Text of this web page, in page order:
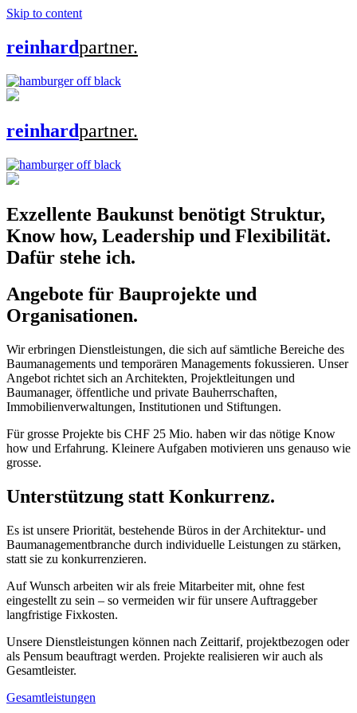
Skip to content
reinhardpartner.
reinhardpartner.
Exzellente Baukunst benötigt Struktur,
Know how, Leadership und Flexibilität.
Dafür stehe ich.
Angebote für Bauprojekte und
Organisationen.
Wir erbringen Dienstleistungen, die sich auf sämtliche Bereiche des
Baumanagements und temporären Managements fokussieren. Unser
Angebot richtet sich an Architekten, Projektleitungen und
Baumanager, öffentliche und private Bauherrschaften,
Immobilienverwaltungen, Institutionen und Stiftungen.
Für grosse Projekte bis CHF 25 Mio. haben wir das nötige Know
how und Erfahrung. Kleinere Aufgaben motivieren uns genauso wie
grosse.
Unterstützung statt Konkurrenz.
Es ist unsere Priorität, bestehende Büros in der Architektur- und
Baumanagementbranche durch individuelle Leistungen zu stärken,
statt sie zu konkurrenzieren.
Auf Wunsch arbeiten wir als freie Mitarbeiter mit, ohne fest
eingestellt zu sein – so vermeiden wir für unsere Auftraggeber
langfristige Fixkosten.
Unsere Dienstleistungen können nach Zeittarif, projektbezogen oder
als Pensum beauftragt werden. Projekte realisieren wir auch als
Gesamtleister.
Gesamtleistungen